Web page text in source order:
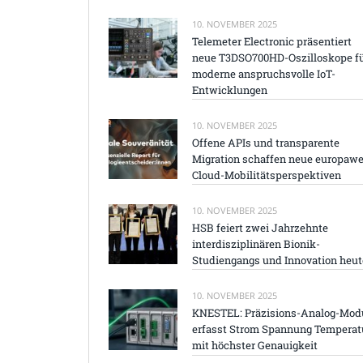
10. NOVEMBER 2025
Telemeter Electronic präsentiert
neue T3DSO700HD-Oszilloskope
moderne anspruchsvolle IoT-
Entwicklungen
10. NOVEMBER 2025
Offene APIs und transparente
Migration schaffen neue
Cloud-Mobilitätsperspektiven
10. NOVEMBER 2025
HSB feiert zwei Jahrzehnte
interdisziplinären Bionik-
Studiengangs und Innovation
10. NOVEMBER 2025
KNESTEL: Präzisions-Analog-
erfasst Strom Spannung
mit höchster Genauigkeit